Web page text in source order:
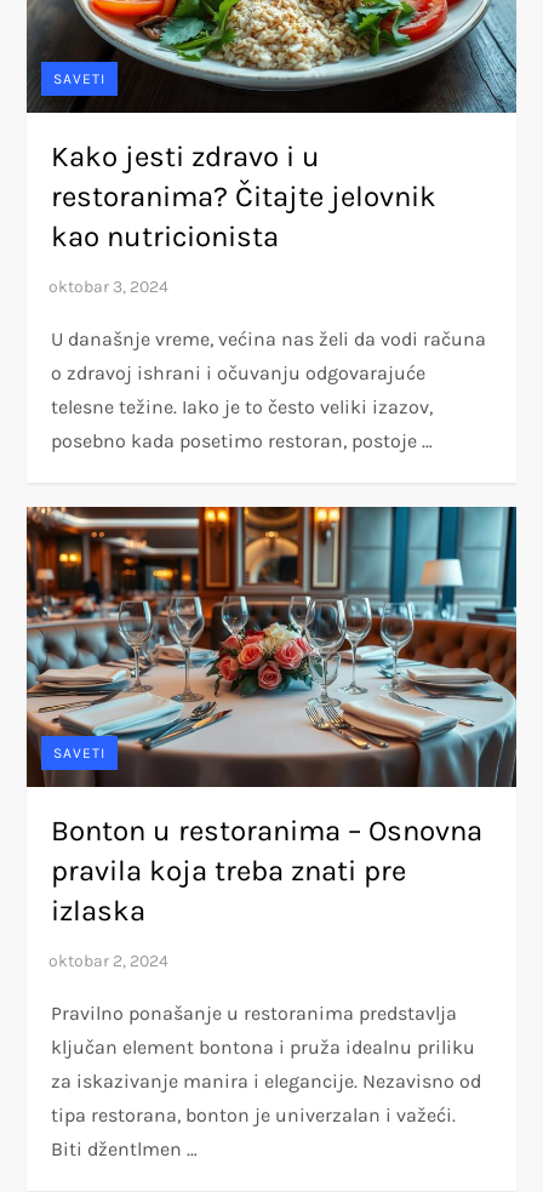
SAVETI
Kako jesti zdravo i u
restoranima? Čitajte jelovnik
kao nutricionista
U današnje vreme, većina nas želi da vodi računa
o zdravoj ishrani i očuvanju odgovarajuće
telesne težine. Iako je to često veliki izazov,
posebno kada posetimo restoran, postoje …
SAVETI
Bonton u restoranima – Osnovna
pravila koja treba znati pre
izlaska
Pravilno ponašanje u restoranima predstavlja
ključan element bontona i pruža idealnu priliku
za iskazivanje manira i elegancije. Nezavisno od
tipa restorana, bonton je univerzalan i važeći.
Biti džentlmen …